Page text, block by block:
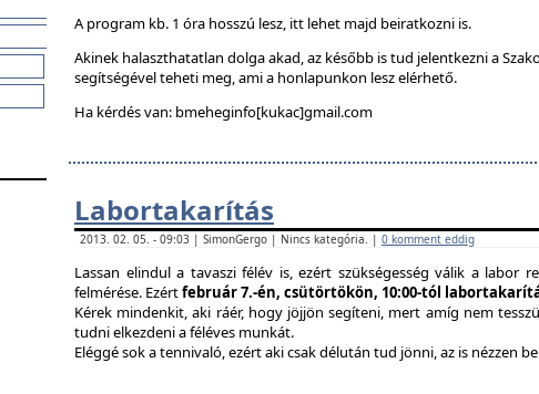
A program kb. 1 óra hosszú lesz, itt lehet majd beiratkozni is.
Akinek halaszthatatlan dolga akad, az később is tud jelentkezni a
segítségével teheti meg, ami a honlapunkon lesz elérhető.
Ha kérdés van: bmeheginfo[kukac]gmail.com
Labortakarítás
2013. 02. 05. - 09:03 | SimonGergo | Nincs kategória. | 0 komment eddig
Lassan elindul a tavaszi félév is, ezért szükségesség válik a labor
felmérése. Ezértfebruár 7.-én, csütörtökön, 10:00-tól
Kérek mindenkit, aki ráér, hogy jöjjön segíteni, mert amíg nem
tudni elkezdeni a féléves munkát.
Eléggé sok a tennivaló, ezért aki csak délután tud jönni, az is nézzen